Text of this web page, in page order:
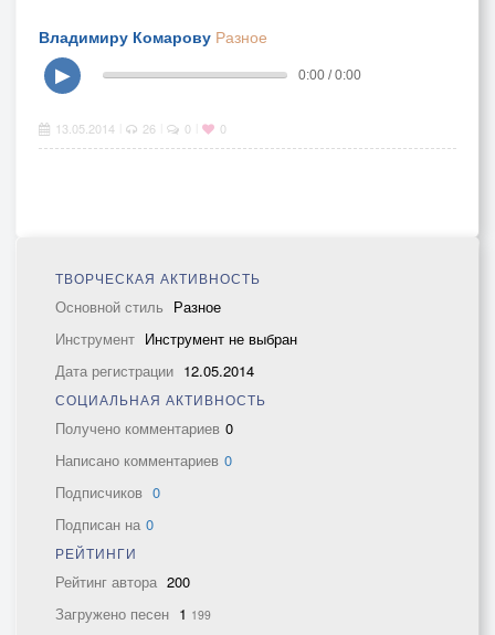
Владимиру Комарову Разное
▶
0:00 / 0:00
13.05.2014 26 0 0
ТВОРЧЕСКАЯ АКТИВНОСТЬ
Основной стиль Разное
Инструмент Инструмент не выбран
Дата регистрации 12.05.2014
СОЦИАЛЬНАЯ АКТИВНОСТЬ
Получено комментариев 0
Написано комментариев 0
Подписчиков 0
Подписан на 0
РЕЙТИНГИ
Рейтинг автора 200
Загружено песен 1 199